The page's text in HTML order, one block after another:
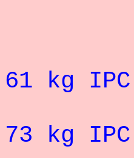
VICE-
61 kg
VICE-
73 kg